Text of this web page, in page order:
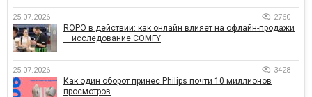
25.07.2026 2760
ROPO в действии: как онлайн влияет на офлайн-продажи
— исследование COMFY
25.07.2026 3428
Как один оборот принес Philips почти 10 миллионов
просмотров